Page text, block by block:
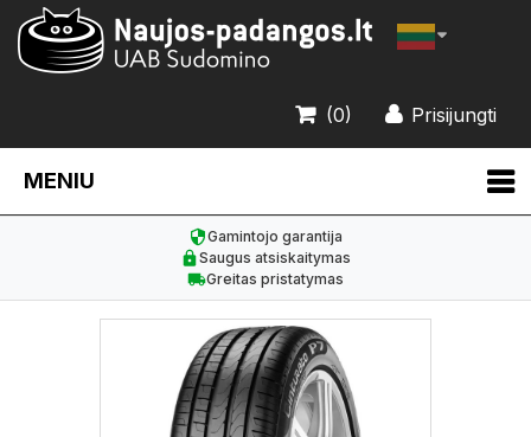
Prisijungti
(0)
MENIU
Gamintojo garantija
Saugus atsiskaitymas
Greitas pristatymas